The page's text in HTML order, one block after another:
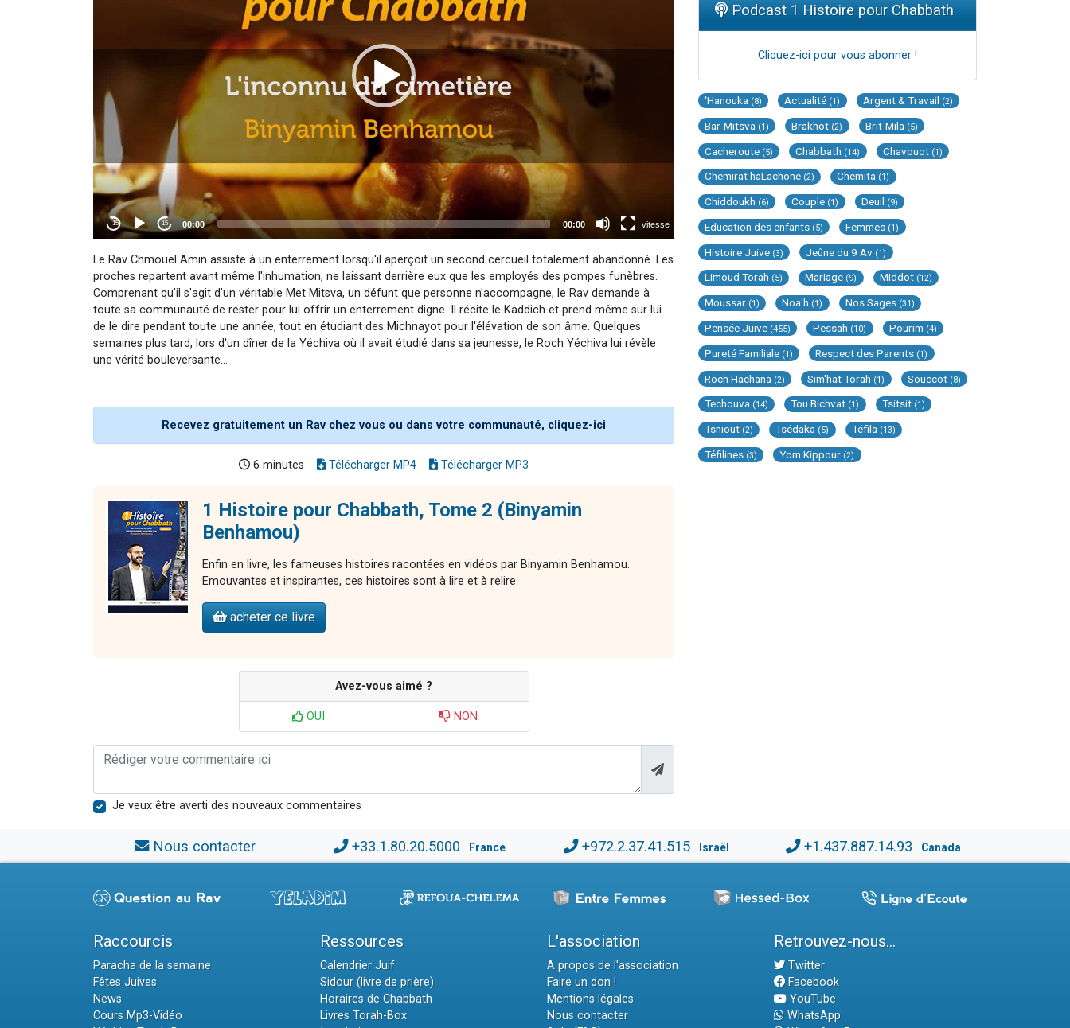
Le Rav Chmouel Amin assiste à un enterrement lorsqu'il aperçoit un second cercueil totalement abandonné. Les
proches repartent avant même l'inhumation, ne laissant derrière eux que les employés des pompes funèbres.
Comprenant qu'il s'agit d'un véritable Met Mitsva, un défunt que personne n'accompagne, le Rav demande à
toute sa communauté de rester pour lui offrir un enterrement digne. Il récite le Kaddich et prend même sur lui
de le dire pendant toute une année, tout en étudiant des Michnayot pour l'élévation de son âme. Quelques
semaines plus tard, lors d'un dîner de la Yéchiva où il avait étudié dans sa jeunesse, le Roch Yéchiva lui révèle
une vérité bouleversante...
Recevez gratuitement un Rav chez vous ou dans votre communauté, cliquez-ici
6 minutes Télécharger MP4 Télécharger MP3
1 Histoire pour Chabbath, Tome 2 (Binyamin
Benhamou)
Enfin en livre, les fameuses histoires racontées en vidéos par Binyamin Benhamou.
Emouvantes et inspirantes, ces histoires sont à lire et à relire.
acheter ce livre
Avez-vous aimé ?
OUI NON
Je veux être averti des nouveaux commentaires
Podcast 1 Histoire pour Chabbath
Cliquez-ici pour vous abonner !
'Hanouka (8) Actualité (1) Argent & Travail (2)
Bar-Mitsva (1) Brakhot (2) Brit-Mila (5)
Cacheroute (5) Chabbath (14) Chavouot (1)
Chemirat haLachone (2) Chemita (1)
Chiddoukh (6) Couple (1) Deuil (9)
Education des enfants (5) Femmes (1)
Histoire Juive (3) Jeûne du 9 Av (1)
Limoud Torah (5) Mariage (9) Middot (12)
Moussar (1) Noa'h (1) Nos Sages (31)
Pensée Juive (455) Pessah (10) Pourim (4)
Pureté Familiale (1) Respect des Parents (1)
Roch Hachana (2) Sim'hat Torah (1) Souccot (8)
Techouva (14) Tou Bichvat (1) Tsitsit (1)
Tsniout (2) Tsédaka (5) Téfila (13)
Téfilines (3) Yom Kippour (2)
Nous contacter +33.1.80.20.5000 France +972.2.37.41.515 Israël +1.437.887.14.93 Canada
Raccourcis
Paracha de la semaine
Fêtes Juives
News
Cours Mp3-Vidéo
Ressources
Calendrier Juif
Sidour (livre de prière)
Horaires de Chabbath
Livres Torah-Box
L'association
A propos de l'association
Faire un don !
Mentions légales
Nous contacter
Retrouvez-nous...
Twitter
Facebook
YouTube
WhatsApp